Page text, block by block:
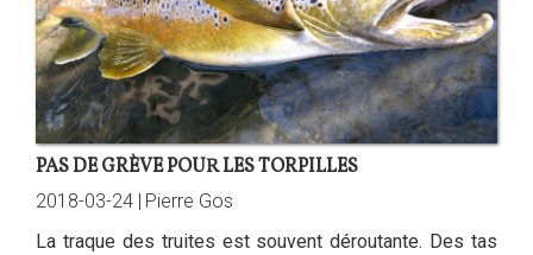
PAS DE GRÈVE POUR LES TORPILLES
2018-03-24 | Pierre Gos
La traque des truites est souvent déroutante. Des tas